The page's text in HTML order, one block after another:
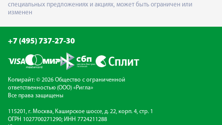
специальных предложениях и акциях, может быть ограничен или
изменен
+7 (495) 737-27-30
Копирайт: © 2026 Общество с ограниченной
ответственностью (ООО) «Ригла»
Все права защищены
115201, г. Москва, Каширское шоссе, д. 22, корп. 4, стр. 1
ОГРН 1027700271290; ИНН 7724211288